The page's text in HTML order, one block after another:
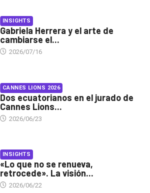
INSIGHTS
Gabriela Herrera y el arte de
cambiarse el...
2026/07/16
CANNES LIONS 2026
Dos ecuatorianos en el jurado de
Cannes Lions...
2026/06/23
INSIGHTS
«Lo que no se renueva,
retrocede». La visión...
2026/06/22